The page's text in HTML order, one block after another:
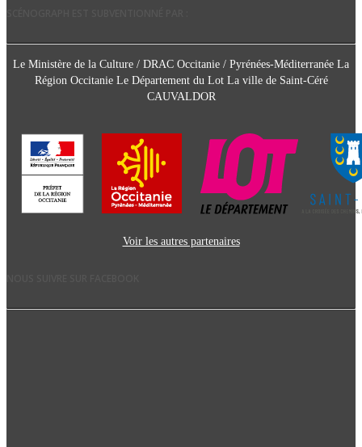
Le Ministère de la Culture / DRAC Occitanie / Pyrénées-Méditerranée La
Région Occitanie Le Département du Lot La ville de Saint-Céré
CAUVALDOR
Voir les autres partenaires